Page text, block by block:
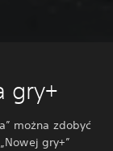
gry+
można zdobyć
gry+”